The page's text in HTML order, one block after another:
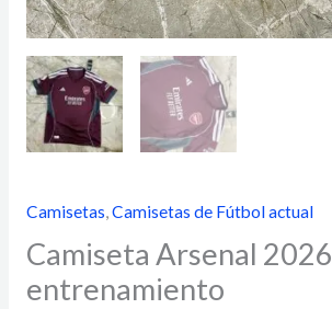
Camisetas,Camisetas de Fútbol actual
Camiseta Arsenal 2026
entrenamiento